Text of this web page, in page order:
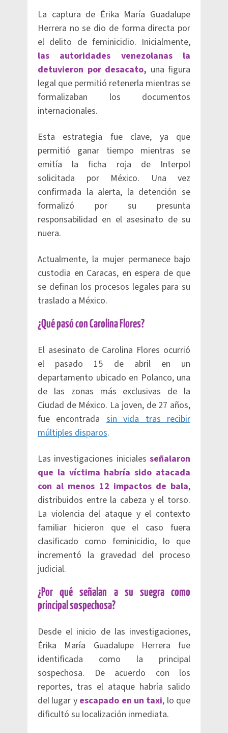
La captura de Érika María Guadalupe
Herrera no se dio de forma directa por
el delito de feminicidio. Inicialmente,
las autoridades venezolanas la
detuvieron por desacato, una figura
legal que permitió retenerla mientras se
formalizaban los documentos
internacionales.
Esta estrategia fue clave, ya que
permitió ganar tiempo mientras se
emitía la ficha roja de Interpol
solicitada por México. Una vez
confirmada la alerta, la detención se
formalizó por su presunta
responsabilidad en el asesinato de su
nuera.
Actualmente, la mujer permanece bajo
custodia en Caracas, en espera de que
se definan los procesos legales para su
traslado a México.
¿Qué pasó con Carolina Flores?
El asesinato de Carolina Flores ocurrió
el pasado 15 de abril en un
departamento ubicado en Polanco, una
de las zonas más exclusivas de la
Ciudad de México. La joven, de 27 años,
fue encontradasin vida tras recibir
múltiples disparos.
Las investigaciones iniciales señalaron
que la víctima habría sido atacada
con al menos 12 impactos de bala,
distribuidos entre la cabeza y el torso.
La violencia del ataque y el contexto
familiar hicieron que el caso fuera
clasificado como feminicidio, lo que
incrementó la gravedad del proceso
judicial.
¿Por qué señalan a su suegra como
principal sospechosa?
Desde el inicio de las investigaciones,
Érika María Guadalupe Herrera fue
identificada como la principal
sospechosa. De acuerdo con los
reportes, tras el ataque habría salido
del lugar y escapado en un taxi, lo que
dificultó su localización inmediata.